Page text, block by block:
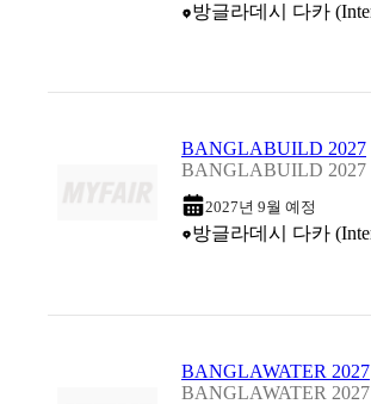
BANGLABUILD 2027
BANGLABUILD 2027
2027년 9월 예정
BANGLAWATER 2027
BANGLAWATER 2027